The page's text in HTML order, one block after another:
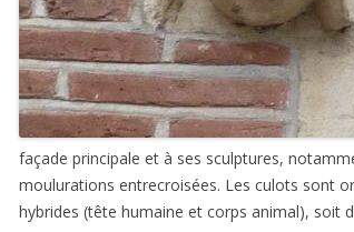
façade principale et à ses sculptures,
moulurations entrecroisées. Les culots sont
hybrides (tête humaine et corps animal), soit